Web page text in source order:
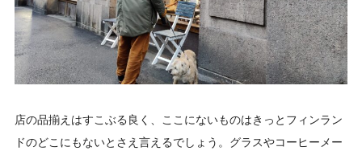
店の品揃えはすこぶる良く、ここにないものはきっとフィンラン
ドのどこにもないとさえ言えるでしょう。グラスやコーヒーメー